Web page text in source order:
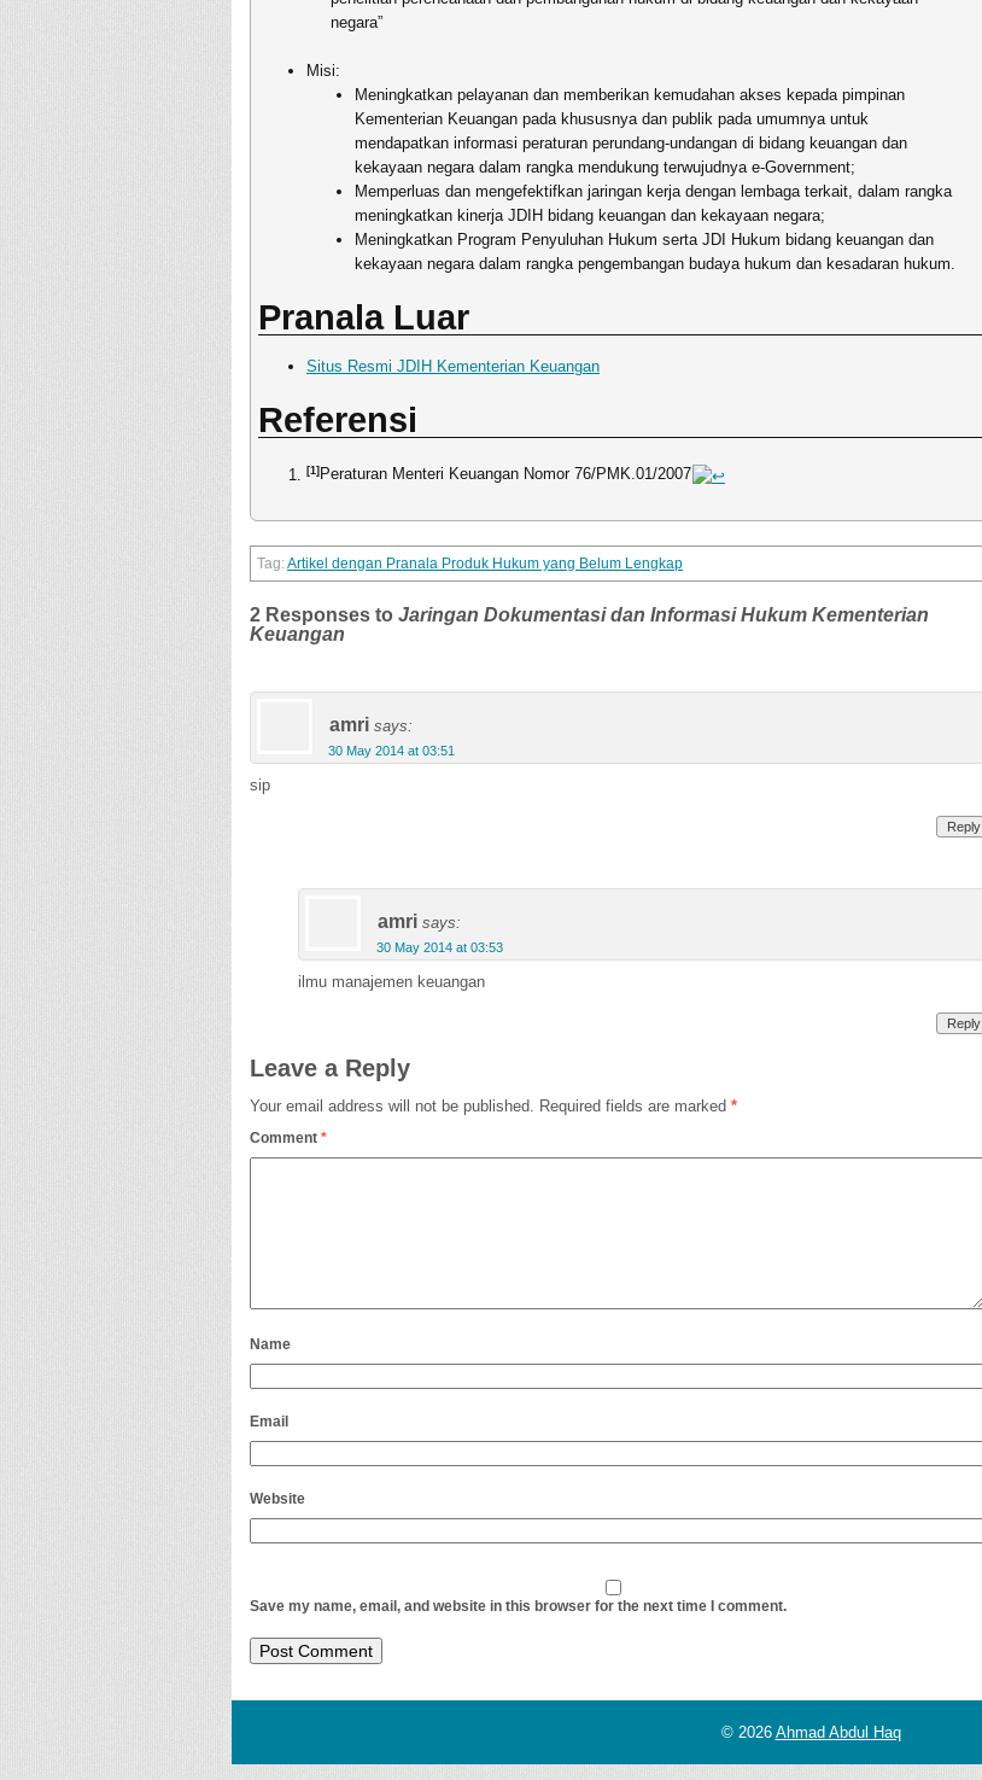
negara”
Misi:
Meningkatkan pelayanan dan memberikan kemudahan akses kepada pimpinan
Kementerian Keuangan pada khususnya dan publik pada umumnya untuk
mendapatkan informasi peraturan perundang-undangan di bidang keuangan dan
kekayaan negara dalam rangka mendukung terwujudnya e-Government;
Memperluas dan mengefektifkan jaringan kerja dengan lembaga terkait, dalam rangka
meningkatkan kinerja JDIH bidang keuangan dan kekayaan negara;
Meningkatkan Program Penyuluhan Hukum serta JDI Hukum bidang keuangan dan
kekayaan negara dalam rangka pengembangan budaya hukum dan kesadaran hukum.
Pranala Luar
Situs Resmi JDIH Kementerian Keuangan
Referensi
[1] Peraturan Menteri Keuangan Nomor 76/PMK.01/2007
Artikel dengan Pranala Produk Hukum yang Belum Lengkap
2 Responses to Jaringan Dokumentasi dan Informasi Hukum Kementerian
Keuangan
amri says:
30 May 2014 at 03:51
sip
Reply
amri says:
30 May 2014 at 03:53
ilmu manajemen keuangan
Reply
Leave a Reply
Your email address will not be published. Required fields are marked *
Comment *
Name
Email
Website
Save my name, email, and website in this browser for the next time I comment.
© 2026 Ahmad Abdul Haq